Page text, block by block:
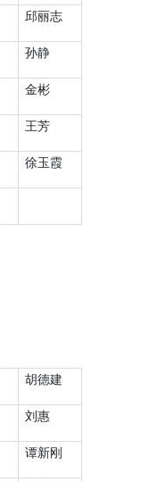
邱丽志
孙静
金彬
王芳
徐玉霞
胡德建
刘惠
谭新刚